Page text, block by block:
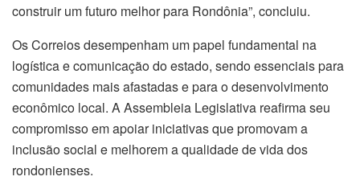
construir um futuro melhor para Rondônia”, concluiu.
Os Correios desempenham um papel fundamental na
logística e comunicação do estado, sendo essenciais para
comunidades mais afastadas e para o desenvolvimento
econômico local. A Assembleia Legislativa reafirma seu
compromisso em apoiar iniciativas que promovam a
inclusão social e melhorem a qualidade de vida dos
rondonienses.